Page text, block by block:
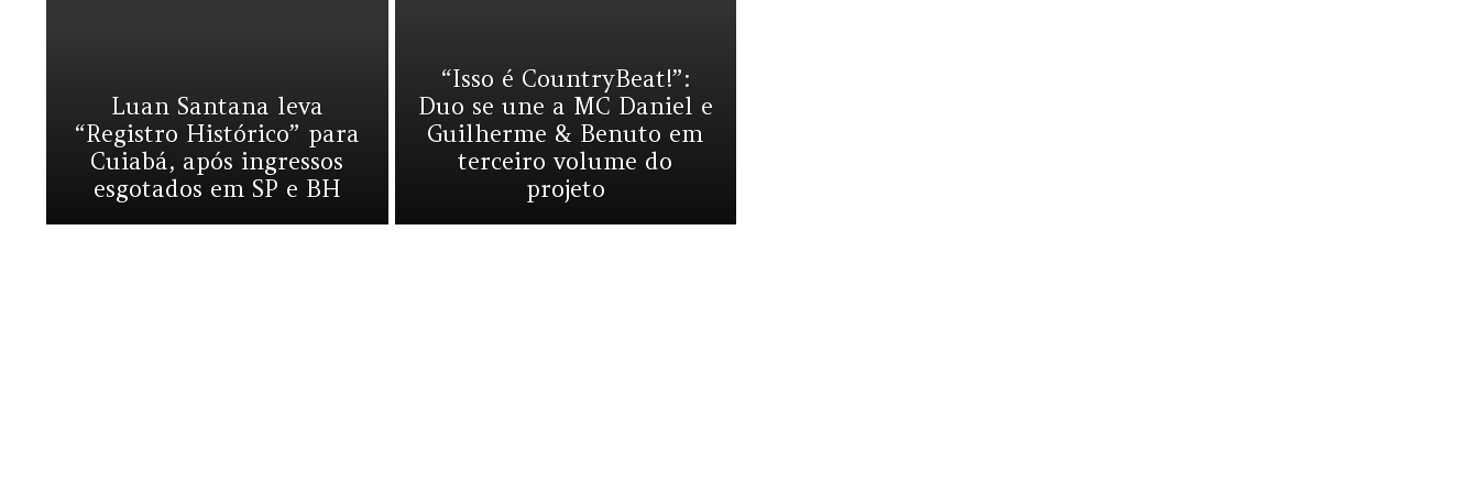
Luan Santana leva
“Registro Histórico” para
Cuiabá, após ingressos
esgotados em SP e BH
“Isso é CountryBeat!”:
Duo se une a MC Daniel e
Guilherme & Benuto em
terceiro volume do
projeto